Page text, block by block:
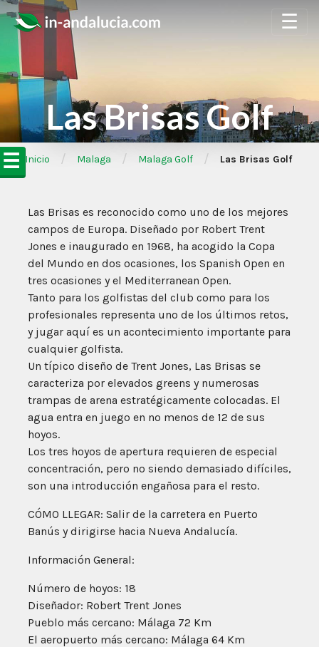
☰
☰
Las Brisas Golf
➦Inicio / Malaga / Malaga Golf / Las Brisas Golf
Las Brisas es reconocido como uno de los mejores
campos de Europa. Diseñado por Robert Trent
Jones e inaugurado en 1968, ha acogido la Copa
del Mundo en dos ocasiones, los Spanish Open en
tres ocasiones y el Mediterranean Open.
Tanto para los golfistas del club como para los
profesionales representa uno de los últimos retos,
y jugar aquí es un acontecimiento importante para
cualquier golfista.
Un típico diseño de Trent Jones, Las Brisas se
caracteriza por elevados greens y numerosas
trampas de arena estratégicamente colocadas. El
agua entra en juego en no menos de 12 de sus
hoyos.
Los tres hoyos de apertura requieren de especial
concentración, pero no siendo demasiado difíciles,
son una introducción engañosa para el resto.
CÓMO LLEGAR: Salir de la carretera en Puerto
Banús y dirigirse hacia Nueva Andalucía.
Información General:
Número de hoyos: 18
Diseñador: Robert Trent Jones
Pueblo más cercano: Málaga 72 Km
El aeropuerto más cercano: Málaga 64 Km